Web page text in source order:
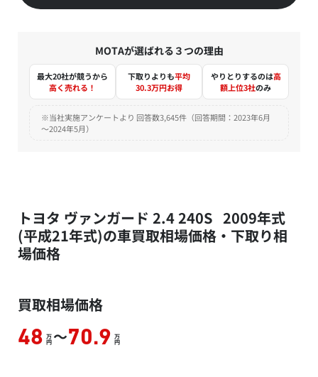
MOTAが選ばれる３つの理由
最大20社が競うから
高く売れる！
下取りよりも平均
30.3万円お得
やりとりするのは高
額上位3社のみ
※当社実施アンケートより 回答数3,645件（回答期間：2023年6月
～2024年5月）
トヨタ ヴァンガード 2.4 240S 2009年式
(平成21年式)の車買取相場価格・下取り相
場価格
買取相場価格
48 万
円 ～70.9 万
円